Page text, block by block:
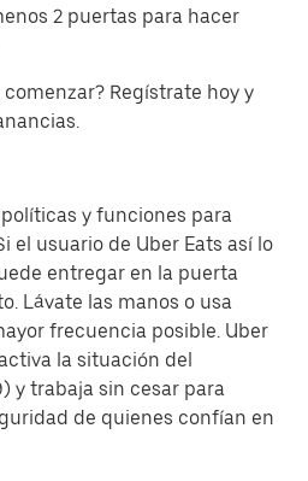
2 puertas para hacer
Regístrate hoy y
y funciones para
el usuario de Uber Eats así lo
entregar en la puerta
Lávate las manos o usa
frecuencia posible. Uber
la situación del
y trabaja sin cesar para
de quienes confían en